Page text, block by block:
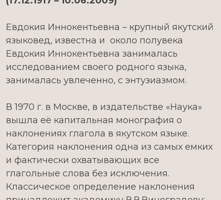
Евдокия Иннокентьевна – крупный якутский
языковед, известна и около полувека
Евдокия Иннокентьевна занималась
исследованием своего родного языка,
занималась увлеченно, с энтузиазмом.
В 1970 г. в Москве, в издательстве «Наука»
вышла её капитальная монография о
наклонениях глагола в якутском языке.
Категория наклонения одна из самых емких
и фактически охватывающих все
глагольные слова без исключения.
Классическое определение наклонения